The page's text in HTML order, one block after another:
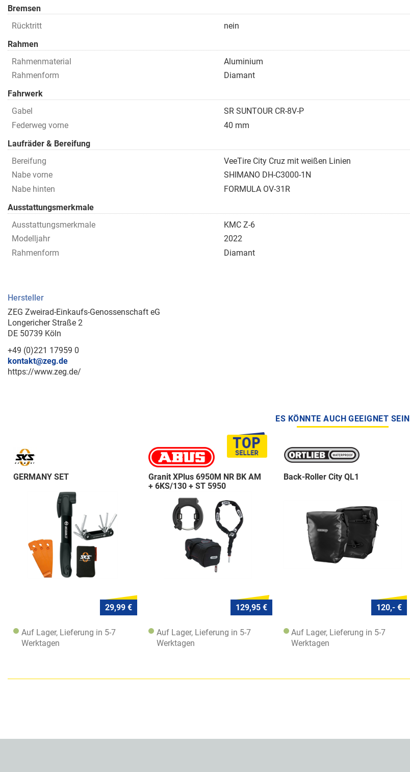
Bremsen
Rücktritt
nein
Rahmen
Rahmenmaterial
Aluminium
Rahmenform
Diamant
Fahrwerk
Gabel
SR SUNTOUR CR-8V-P
Federweg vorne
40 mm
Laufräder & Bereifung
Bereifung
VeeTire City Cruz mit weißen Linien
Nabe vorne
SHIMANO DH-C3000-1N
Nabe hinten
FORMULA OV-31R
Ausstattungsmerkmale
Ausstattungsmerkmale
KMC Z-6
Modelljahr
2022
Rahmenform
Diamant
Hersteller
ZEG Zweirad-Einkaufs-Genossenschaft eG
Longericher Straße 2
DE 50739 Köln
+49 (0)221 17959 0
kontakt@zeg.de
https://www.zeg.de/
ES KÖNNTE AUCH GEEIGNET SEIN
GERMANY SET
29,99 €
Auf Lager, Lieferung in 5-7
Werktagen
Granit XPlus 6950M NR BK AM
+ 6KS/130 + ST 5950
129,95 €
Auf Lager, Lieferung in 5-7
Werktagen
Back-Roller City QL1
120,- €
Auf Lager, Lieferung in 5-7
Werktagen